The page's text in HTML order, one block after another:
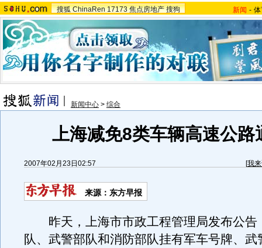
搜狐 ChinaRen 17173 焦点房地产 搜狗 新闻 -
新闻中心 > 综合
上海减免8类车辆高速公路
2007年02月23日02:57 [我
来源：东方早报
昨天，上海市市政工程管理局发布公告
队、武警部队和消防部队挂有军车号牌、武